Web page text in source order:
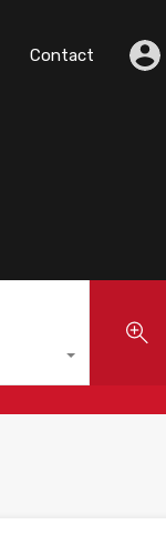
Contact